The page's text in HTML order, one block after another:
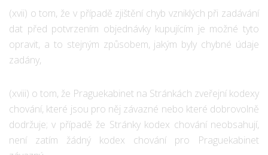
(xvii) o tom, že v případě zjištění chyb vzniklých při zadávání
dat před potvrzením objednávky kupujícím je možné tyto
opravit, a to stejným způsobem, jakým byly chybné údaje
zadány,
(xviii) o tom, že Praguekabinet na Stránkách zveřejní kodexy
chování, které jsou pro něj závazné nebo které dobrovolně
dodržuje; v případě že Stránky kodex chování neobsahují,
není zatím žádný kodex chování pro Praguekabinet